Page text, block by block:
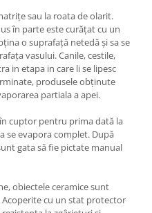
sau la roata de olarit.
în parte este curățat cu un
o suprafață netedă și sa se
vasului. Canile, cestile,
in etapa in care li se lipesc
produsele obținute
partiala a apei.
cuptor pentru prima dată la
se evapora complet. După
gata să fie pictate manual
obiectele ceramice sunt
cu un stat protector